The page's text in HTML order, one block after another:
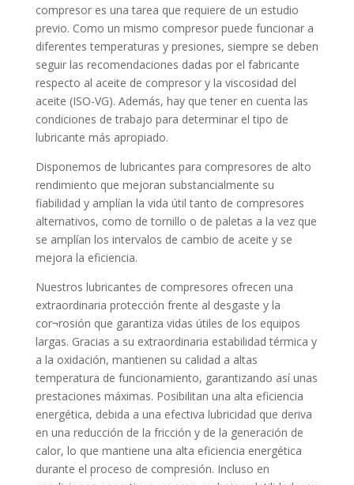
compresor es una tarea que requiere de un estudio
previo. Como un mismo compresor puede funcionar a
diferentes temperaturas y presiones, siempre se deben
seguir las recomendaciones dadas por el fabricante
respecto al aceite de compresor y la viscosidad del
aceite (ISO-VG). Además, hay que tener en cuenta las
condiciones de trabajo para determinar el tipo de
lubricante más apropiado.
Disponemos de lubricantes para compresores de alto
rendimiento que mejoran substancialmente su
fiabilidad y amplían la vida útil tanto de compresores
alternativos, como de tornillo o de paletas a la vez que
se amplían los intervalos de cambio de aceite y se
mejora la eficiencia.
Nuestros lubricantes de compresores ofrecen una
extraordinaria protección frente al desgaste y la
cor¬rosión que garantiza vidas útiles de los equipos
largas. Gracias a su extraordinaria estabilidad térmica y
a la oxidación, mantienen su calidad a altas
temperatura de funcionamiento, garantizando así unas
prestaciones máximas. Posibilitan una alta eficiencia
energética, debida a una efectiva lubricidad que deriva
en una reducción de la fricción y de la generación de
calor, lo que mantiene una alta eficiencia energética
durante el proceso de compresión. Incluso en